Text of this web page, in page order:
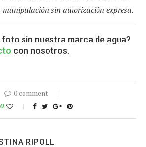
sin autorización expresa.
foto sin nuestra marca de agua?
con nosotros.
0 comment
0
RIPOLL